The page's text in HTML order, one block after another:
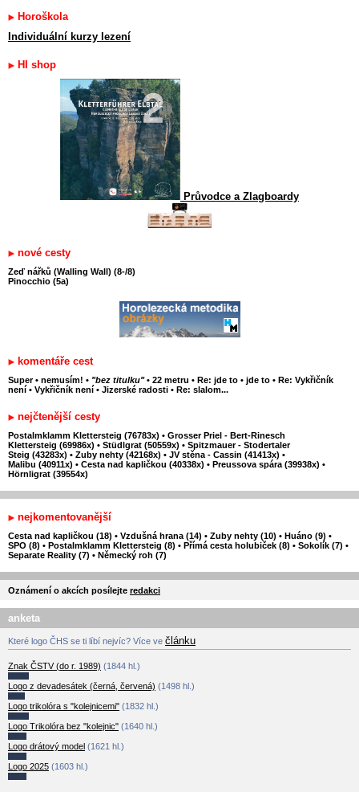
Horoškola
Individuální kurzy lezení
HI shop
Průvodce a Zlagboardy
nové cesty
Zeď nářků (Walling Wall) (8-/8)
Pinocchio (5a)
komentáře cest
Super • nemusím! • "bez titulku" • 22 metru • Re: jde to • jde to • Re: Vykřičník
není • Vykřičník není • Jizerské radosti • Re: slalom...
nejčtenější cesty
Postalmklamm Klettersteig (76783x) • Grosser Priel - Bert-Rinesch
Klettersteig (69986x) • Stüdlgrat (50559x) • Spitzmauer - Stodertaler
Steig (43283x) • Zuby nehty (42168x) • JV stěna - Cassin (41413x) •
Malibu (40911x) • Cesta nad kapličkou (40338x) • Preussova spára (39938x) •
Hörnligrat (39554x)
nejkomentovanější
Cesta nad kapličkou (18) • Vzdušná hrana (14) • Zuby nehty (10) • Huáno (9) •
SPO (8) • Postalmklamm Klettersteig (8) • Přímá cesta holubiček (8) • Sokolík (7) •
Separate Reality (7) • Německý roh (7)
Oznámení o akcích posílejte redakci
anketa
Které logo ČHS se ti líbí nejvíc? Více ve článku
Znak ČSTV (do r. 1989) (1844 hl.)
Logo z devadesátek (černá, červená) (1498 hl.)
Logo trikolóra s "kolejnicemi" (1832 hl.)
Logo Trikolóra bez "kolejnic" (1640 hl.)
Logo drátový model (1621 hl.)
Logo 2025 (1603 hl.)